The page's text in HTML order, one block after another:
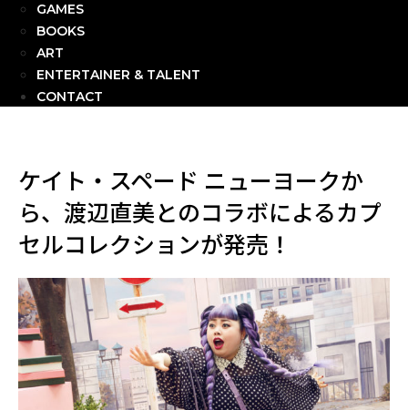
GAMES
BOOKS
ART
ENTERTAINER & TALENT
CONTACT
ケイト・スペード ニューヨークか
ら、渡辺直美とのコラボによるカプ
セルコレクションが発売！